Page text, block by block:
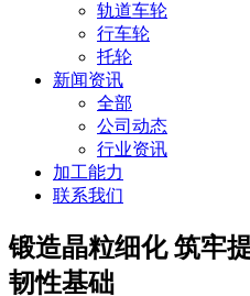
轨道车轮
行车轮
托轮
新闻资讯
全部
公司动态
行业资讯
加工能力
联系我们
锻造晶粒细化 筑牢
韧性基础